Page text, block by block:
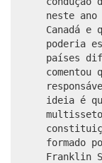
neste
Canadá
poderia
países
comentou
ideia é
formado
Franklin